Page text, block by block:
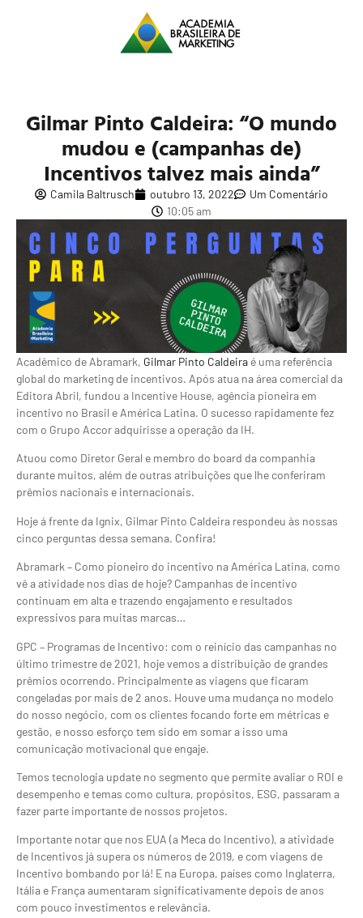
Gilmar Pinto Caldeira: “O mundo
mudou e (campanhas de)
Incentivos talvez mais ainda”
Camila Baltrusch outubro 13, 2022
Um Comentário
10:05 am
Acadêmico de Abramark, Gilmar Pinto Caldeira é uma referência
global do marketing de incentivos. Após atua na área comercial da
Editora Abril, fundou a Incentive House, agência pioneira em
incentivo no Brasil e América Latina. O sucesso rapidamente fez
com o Grupo Accor adquirisse a operação da IH.
Atuou como Diretor Geral e membro do board da companhia
durante muitos, além de outras atribuições que lhe conferiram
prêmios nacionais e internacionais.
Hoje á frente da Ignix, Gilmar Pinto Caldeira respondeu às nossas
cinco perguntas dessa semana. Confira!
Abramark – Como pioneiro do incentivo na América Latina, como
vê a atividade nos dias de hoje? Campanhas de incentivo
continuam em alta e trazendo engajamento e resultados
expressivos para muitas marcas…
GPC – Programas de Incentivo: com o reinício das campanhas no
último trimestre de 2021, hoje vemos a distribuição de grandes
prêmios ocorrendo. Principalmente as viagens que ficaram
congeladas por mais de 2 anos. Houve uma mudança no modelo
do nosso negócio, com os clientes focando forte em métricas e
gestão, e nosso esforço tem sido em somar a isso uma
comunicação motivacional que engaje.
Temos tecnologia update no segmento que permite avaliar o ROI e
desempenho e temas como cultura, propósitos, ESG, passaram a
fazer parte importante de nossos projetos.
Importante notar que nos EUA (a Meca do Incentivo), a atividade
de Incentivos já supera os números de 2019, e com viagens de
Incentivo bombando por lá! E na Europa, países como Inglaterra,
Itália e França aumentaram significativamente depois de anos
com pouco investimentos e relevância.